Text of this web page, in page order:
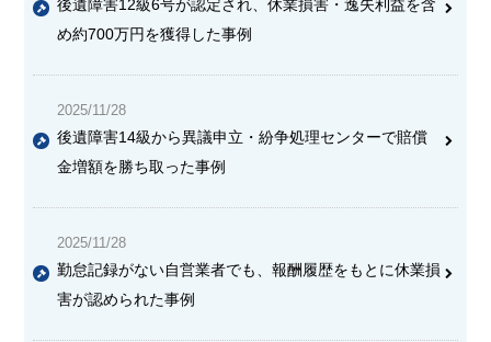
後遺障害12級6号が認定され、休業損害・逸失利益を含
め約700万円を獲得した事例
2025/11/28
後遺障害14級から異議申立・紛争処理センターで賠償
金増額を勝ち取った事例
2025/11/28
勤怠記録がない自営業者でも、報酬履歴をもとに休業損
害が認められた事例